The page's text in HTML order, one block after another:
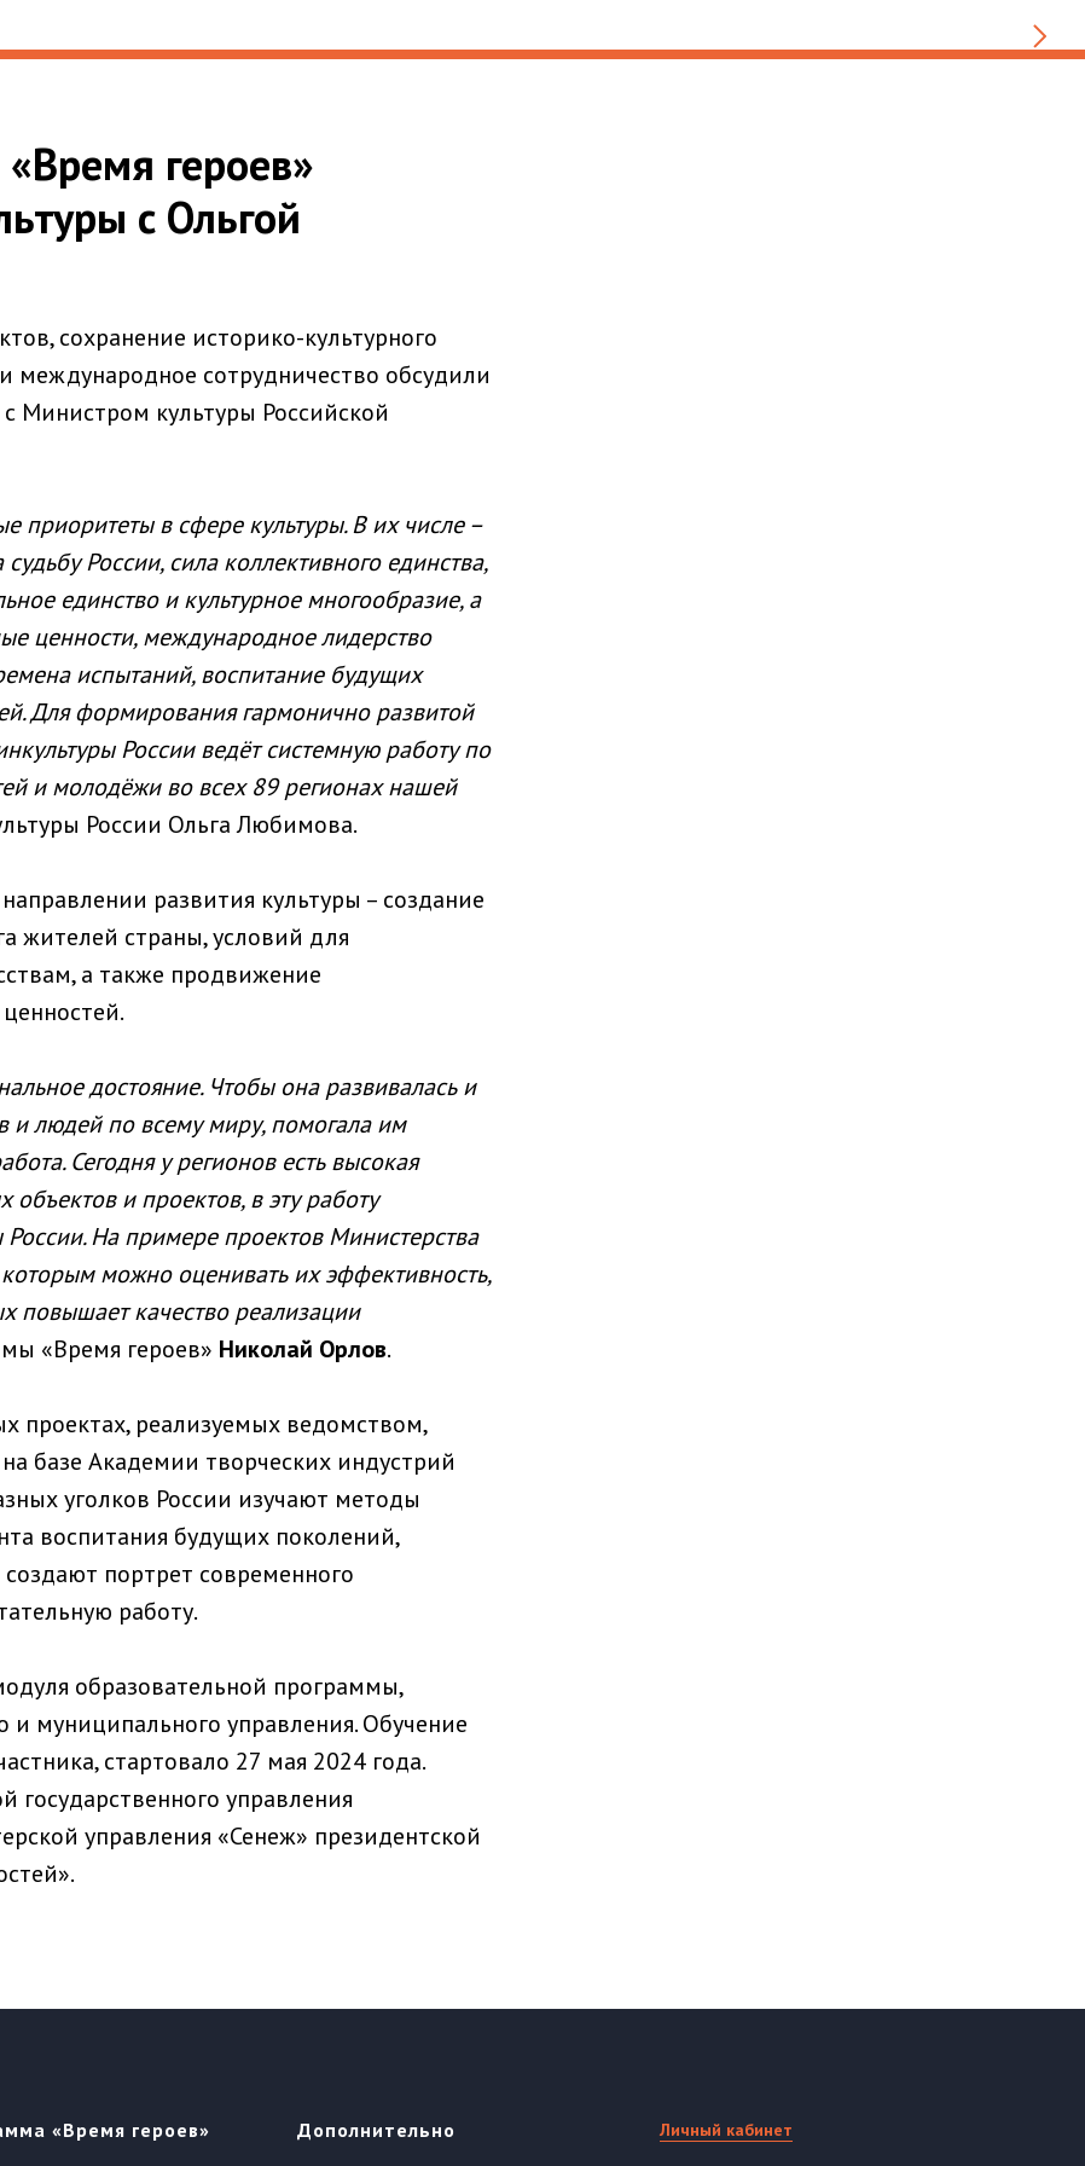
героев»
с Ольгой
сохранение историко-культурного
международное сотрудничество обсудили
с Министром культуры Российской
приоритеты в сфере культуры. В их числе –
России, сила коллективного единства,
единство и культурное многообразие, а
ценности, международное лидерство
испытаний, воспитание будущих
Для формирования гармонично развитой
России ведёт системную работу по
и молодёжи во всех 89 регионах нашей
России Ольга Любимова.
развития культуры – создание
жителей страны, условий для
а также продвижение
достояние. Чтобы она развивалась и
и людей по всему миру, помогала им
Сегодня у регионов есть высокая
и проектов, в эту работу
На примере проектов Министерства
можно оценивать их эффективность,
повышает качество реализации
«Время героев» Николай Орлов.
проектах, реализуемых ведомством,
базе Академии творческих индустрий
уголков России изучают методы
воспитания будущих поколений,
портрет современного
работу.
образовательной программы,
и муниципального управления. Обучение
стартовало 27 мая 2024 года.
управления
управления «Сенеж» президентской
«Время героев» Дополнительно Личный кабинет